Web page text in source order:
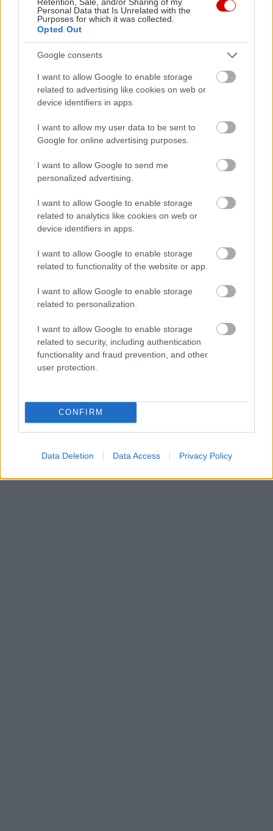
Personal Data that Is Unrelated with the
Purposes for which it was collected.
Opted Out
Google consents
I want to allow Google to enable storage
related to advertising like cookies on web or
device identifiers in apps.
I want to allow my user data to be sent to
Google for online advertising purposes.
I want to allow Google to send me
personalized advertising.
I want to allow Google to enable storage
related to analytics like cookies on web or
device identifiers in apps.
I want to allow Google to enable storage
related to functionality of the website or app.
I want to allow Google to enable storage
related to personalization.
I want to allow Google to enable storage
related to security, including authentication
functionality and fraud prevention, and other
user protection.
CONFIRM
Data Deletion Data Access Privacy Policy
Ο Σπύρος Γραμμένος στην Τεχνόπολη του
Δήμου Αθηναίων
Σάκης
PODCASTS
«Εγώ είμαι η ανάπηρη, αυτοί είναι οι μ***ες» –
Η Maria Rolls χωρίς φίλτρο
Περδίκι